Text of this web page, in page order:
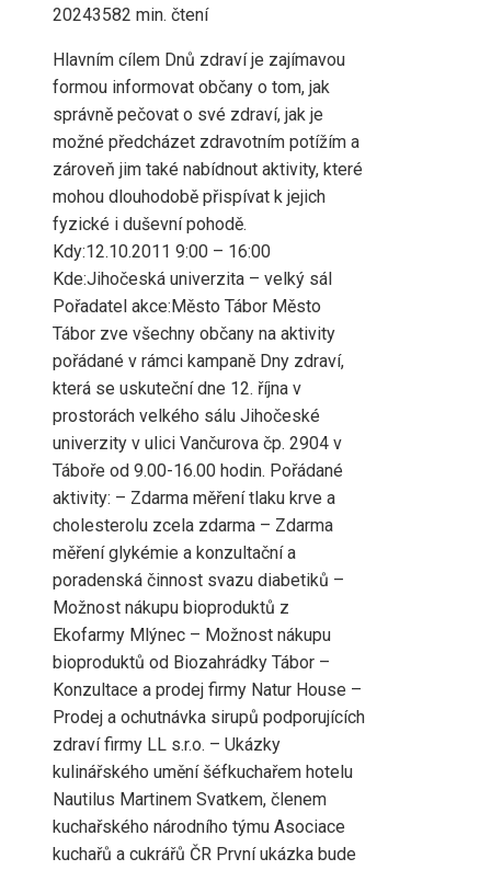
20243582 min. čtení
Hlavním cílem Dnů zdraví je zajímavou
formou informovat občany o tom, jak
správně pečovat o své zdraví, jak je
možné předcházet zdravotním potížím a
zároveň jim také nabídnout aktivity, které
mohou dlouhodobě přispívat k jejich
fyzické i duševní pohodě.
Kdy:12.10.2011 9:00 – 16:00
Kde:Jihočeská univerzita – velký sál
Pořadatel akce:Město Tábor Město
Tábor zve všechny občany na aktivity
pořádané v rámci kampaně Dny zdraví,
která se uskuteční dne 12. října v
prostorách velkého sálu Jihočeské
univerzity v ulici Vančurova čp. 2904 v
Táboře od 9.00-16.00 hodin. Pořádané
aktivity: – Zdarma měření tlaku krve a
cholesterolu zcela zdarma – Zdarma
měření glykémie a konzultační a
poradenská činnost svazu diabetiků –
Možnost nákupu bioproduktů z
Ekofarmy Mlýnec – Možnost nákupu
bioproduktů od Biozahrádky Tábor –
Konzultace a prodej firmy Natur House –
Prodej a ochutnávka sirupů podporujících
zdraví firmy LL s.r.o. – Ukázky
kulinářského umění šéfkuchařem hotelu
Nautilus Martinem Svatkem, členem
kuchařského národního týmu Asociace
kuchařů a cukrářů ČR První ukázka bude